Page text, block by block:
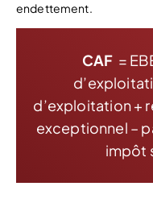
endettement.
CAF =
d’exploitation +
exceptionnel –
impôt